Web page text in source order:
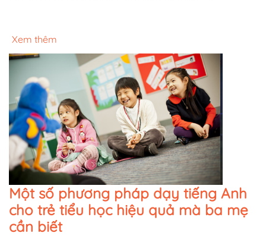
Xem thêm
Một số phương pháp dạy tiếng Anh
cho trẻ tiểu học hiệu quả mà ba mẹ
cần biết